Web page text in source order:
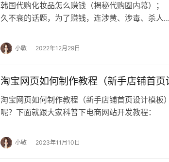
韩国代购化妆品怎么赚钱（揭秘代购圈内幕
久不衰的话题，为了赚钱，连涉黄、涉毒、杀
小敏 2022年12月29日
淘宝网页如何制作教程（新手店铺首页
淘宝网页如何制作教程（新手店铺首页设计
呢？下面就跟大家科普下电商网站开发教程：
小敏 2023年11月10日